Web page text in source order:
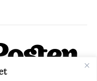
på nätet. Med